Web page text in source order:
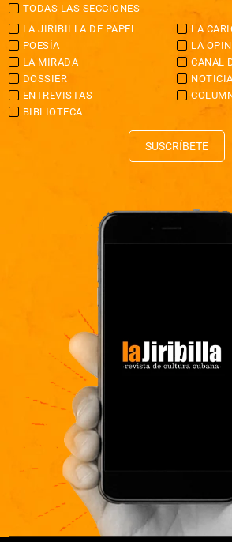
TODAS LAS SECCIONES
LA JIRIBILLA DE PAPEL
LA
POESÍA
LA
LA MIRADA
CANAL
DOSSIER
ENTREVISTAS
BIBLIOTECA
SUSCRÍBETE